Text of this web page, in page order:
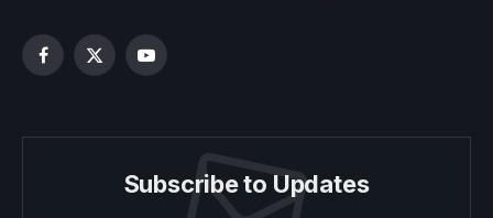
Facebook
X
YouTube
Subscribe to Updates